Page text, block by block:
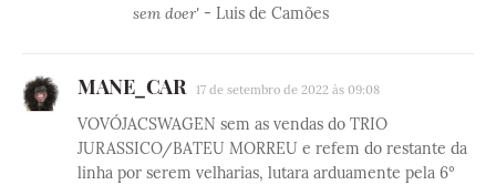
sem doer' - Luis de Camões
MANE_CAR 17 de setembro de 2022 às 09:08
VOVÓJACSWAGEN sem as vendas do TRIO
JURASSICO/BATEU MORREU e refem do restante da
linha por serem velharias, lutara arduamente pela 6°